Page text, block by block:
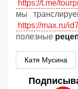
https://t.me/
мы
https://max.ru/
полезные
Катя Мусина